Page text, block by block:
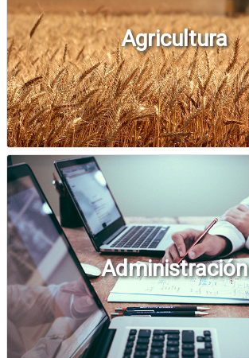
Agricultura
Administración